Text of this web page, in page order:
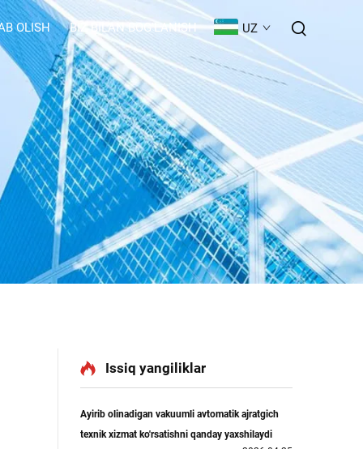
OLISH BIZ BILAN BOG'LANISH UZ
Issiq yangiliklar
Ayirib olinadigan vakuumli avtomatik ajratgich
texnik xizmat ko'rsatishni qanday yaxshilaydi